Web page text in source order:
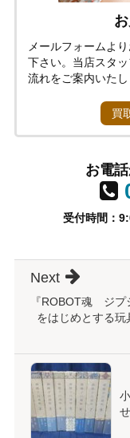
メールフォームよ
下さい。当店スタ
流れをご案内いたし
買
お電
受付時間：
『ROBOT魂 ジプ
をはじめとする玩
Next